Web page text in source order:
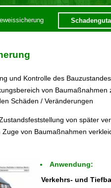
Anwendung:
Verkehrs- und
und Kontrolle des
von Baumaßnahmen
Schäden / Veränderungen
von später
Zuge von Baumaßnahmen